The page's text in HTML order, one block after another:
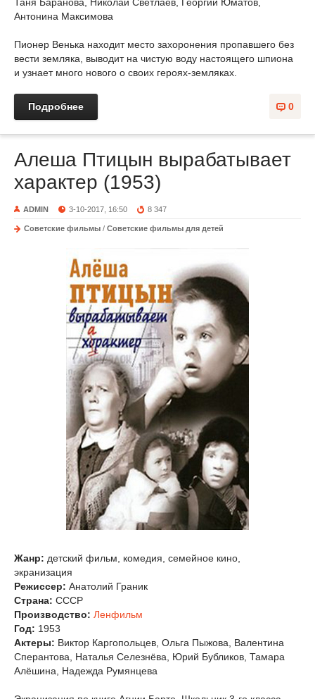
Антонина Максимова
Пионер Венька находит место захоронения пропавшего без
вести земляка, выводит на чистую воду настоящего шпиона
и узнает много нового о своих героях-земляках.
0
Подробнее
Алеша Птицын вырабатывает
характер (1953)
ADMIN 3-10-2017, 16:50 8 347
Советские фильмы / Советские фильмы для детей
Жанр: детский фильм, комедия, семейное кино,
экранизация
Режиссер: Анатолий Граник
Страна: СССР
Производство: Ленфильм
Год: 1953
Актеры: Виктор Каргопольцев, Ольга Пыжова, Валентина
Сперантова, Наталья Селезнёва, Юрий Бубликов, Тамара
Алёшина, Надежда Румянцева